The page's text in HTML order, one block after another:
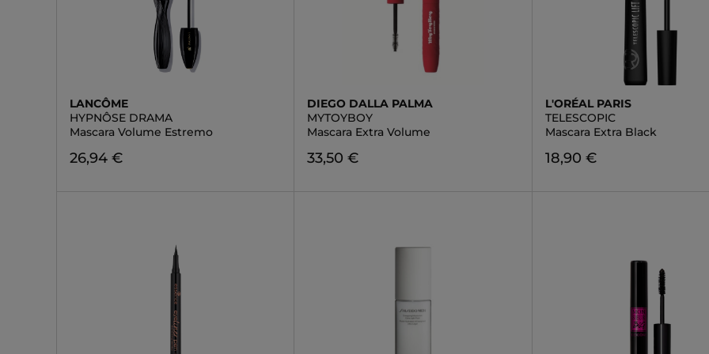
LANCÔME
HYPNÔSE DRAMA
Mascara Volume Estremo
26,94 €
DIEGO DALLA PALMA
MYTOYBOY
Mascara Extra Volume
33,50 €
L'ORÉAL PARIS
TELESCOPIC
Mascara Extra Black
18,90 €